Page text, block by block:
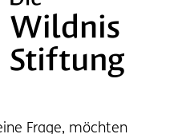
Frage, möchten